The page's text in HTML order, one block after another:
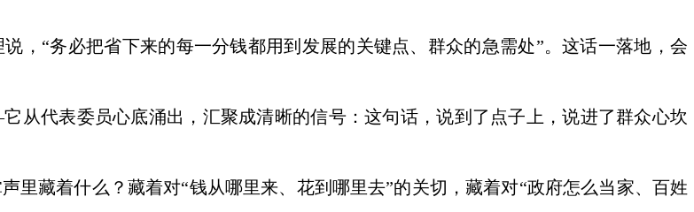
，“务必把省下来的每一分钱都用到发展的关键点、群众的急需处”。这话一落地，会
代表委员心底涌出，汇聚成清晰的信号：这句话，说到了点子上，说进了群众心坎
里藏着什么？藏着对“钱从哪里来、花到哪里去”的关切，藏着对“政府怎么当家、百姓